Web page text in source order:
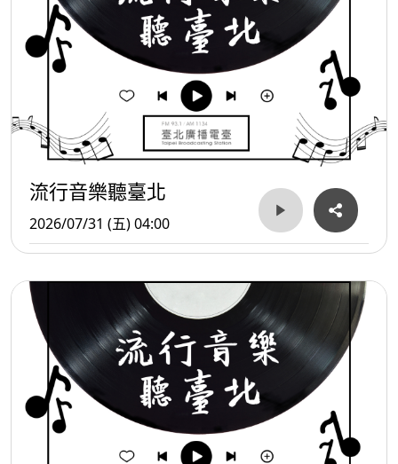
流行音樂聽臺北
2026/07/31 (五) 04:00